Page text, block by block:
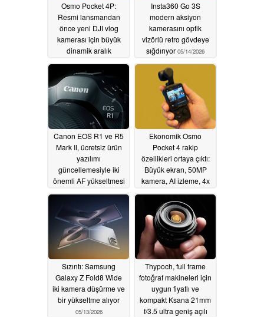
Osmo Pocket 4P:
Resmi lansmandan
önce yeni DJI vlog
kamerası için büyük
dinamik aralık
05/16/2026
Insta360 Go 3S
modern aksiyon
kamerasını optik
vizörlü retro gövdeye
sığdırıyor 05/14/2026
Canon EOS R1 ve R5
Mark II, ücretsiz ürün
yazılımı
güncellemesiyle iki
önemli AF yükseltmesi
05/14/2026
Ekonomik Osmo
Pocket 4 rakip
özellikleri ortaya çıktı:
Büyük ekran, 50MP
kamera, AI izleme, 4x
05/13/2026
Sızıntı: Samsung
Galaxy Z Fold8 Wide
iki kamera düşürme ve
bir yükseltme alıyor
05/13/2026
Thypoch, full frame
fotoğraf makineleri için
uygun fiyatlı ve
kompakt Ksana 21mm
f/3.5 ultra geniş açılı